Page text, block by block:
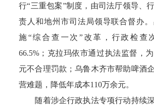
行“三重包案”制度，由司法厅领导、
责人和地州市司法局领导联合督办
施“综合查一次”改革，行政检查
66.5%；克拉玛依市通过执法监督，
元不合理罚款；乌鲁木齐市帮助啤酒
营难题，降低年成本110万余元。
随着涉企行政执法专项行动持续深